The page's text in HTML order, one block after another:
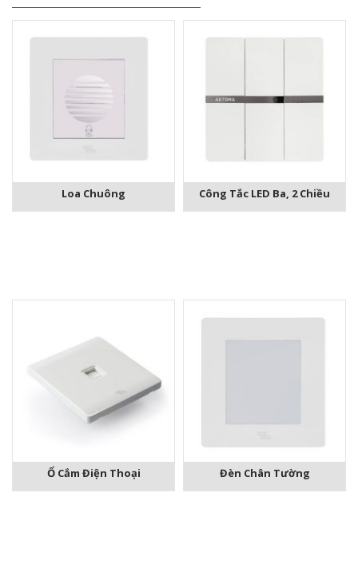
Loa Chuông Công Tắc LED Ba, 2 Chiều
Ổ Cắm Điện Thoại Đèn Chân Tường